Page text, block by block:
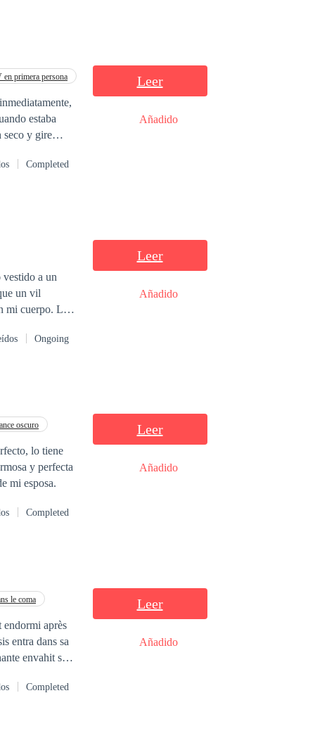
¿Seré
en primera persona
estaba
seco y gire
lo que le dice
Completed
Leer
Añadido
a un
un vil
cuerpo. La
jaque mis
Ongoing
Leer
Añadido
oscuro
la hermana de mi esposa.
Completed
Leer
Añadido
le coma
après
envahit son
Completed
Leer
Añadido